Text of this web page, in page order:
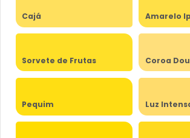
Cajá Amarelo
Sorvete de Frutas Coroa
Pequim Luz